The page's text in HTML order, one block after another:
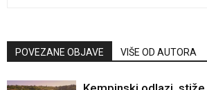
POVEZANE OBJAVE VIŠE OD AUTORA